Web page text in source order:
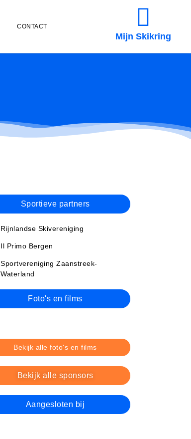
CONTACT
Mijn Skikring
Sportieve partners
Rijnlandse Skivereniging
Il Primo Bergen
Sportvereniging Zaanstreek-
Waterland
Foto's en films
Bekijk alle foto's en films
Bekijk alle sponsors
Aangesloten bij